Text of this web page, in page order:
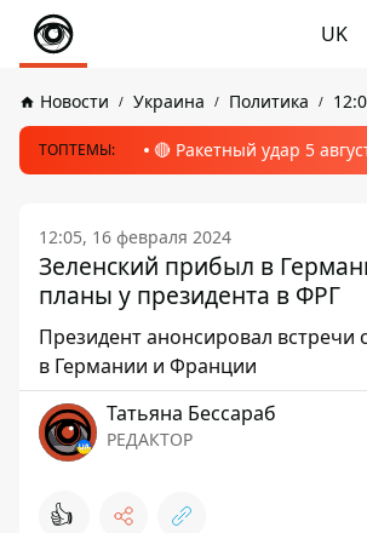
UK
Новости Украина Политика
ТОПТЕМЫ: 🔴 Ракетный удар 5
12:05, 16 февраля 2024
Зеленский прибыл в
планы у президента в ФРГ
Президент анонсировал встречи
в Германии и Франции
Татьяна Бессараб
РЕДАКТОР
👍